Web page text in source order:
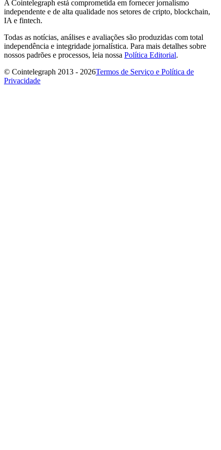
A Cointelegraph está comprometida em fornecer jornalismo
independente e de alta qualidade nos setores de cripto, blockchain,
IA e fintech.
Todas as notícias, análises e avaliações são produzidas com total
independência e integridade jornalística. Para mais detalhes sobre
nossos padrões e processos, leia nossa Política Editorial.
© Cointelegraph 2013 - 2026Termos de Serviço e Política de
Privacidade